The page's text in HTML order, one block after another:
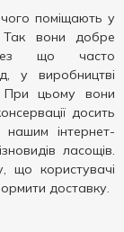
поміщають у
Так вони добре
що часто
у виробництві
При цьому вони
досить
інтернет-
ласощів.
що користувачі
доставку.